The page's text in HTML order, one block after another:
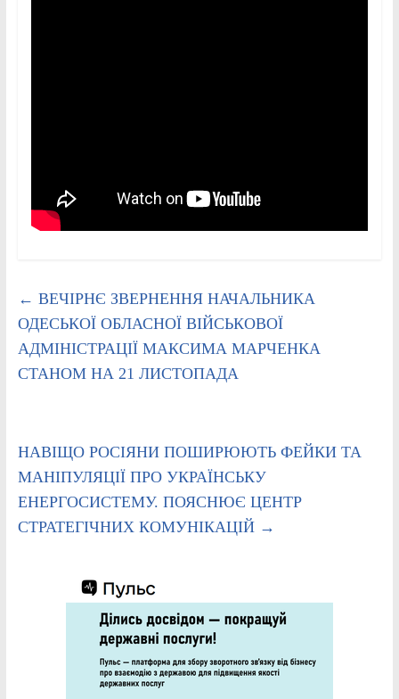
← ВЕЧІРНЄ ЗВЕРНЕННЯ НАЧАЛЬНИКА
ОДЕСЬКОЇ ОБЛАСНОЇ ВІЙСЬКОВОЇ
АДМІНІСТРАЦІЇ МАКСИМА МАРЧЕНКА
СТАНОМ НА 21 ЛИСТОПАДА
НАВІЩО РОСІЯНИ ПОШИРЮЮТЬ ФЕЙКИ ТА
МАНІПУЛЯЦІЇ ПРО УКРАЇНСЬКУ
ЕНЕРГОСИСТЕМУ. ПОЯСНЮЄ ЦЕНТР
СТРАТЕГІЧНИХ КОМУНІКАЦІЙ →